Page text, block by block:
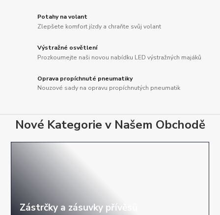
Potahy na volant
Zlepšete komfort jízdy a chraňte svůj volant
Výstražné osvětlení
Prozkoumejte naši novou nabídku LED výstražných majáků
Oprava propíchnuté pneumatiky
Nouzové sady na opravu propíchnutých pneumatik
Nové Kategorie v Našem Obchodě